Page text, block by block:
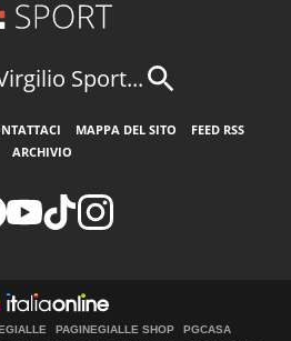
Sport...
MAPPA DEL SITO
FEED RSS
ARCHIVIO
PAGINEGIALLE SHOP
PGCASA